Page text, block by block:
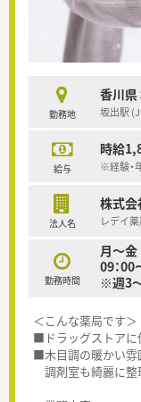
勤務地
香川県
坂出駅
給与
時給
※経験・
法人名
株式会
レデイ
勤務時間
月～金
09：00
※週3
＜こんな薬局です＞
■ドラッグストアに
■木目調の暖かい雰
調剤室も綺麗に整